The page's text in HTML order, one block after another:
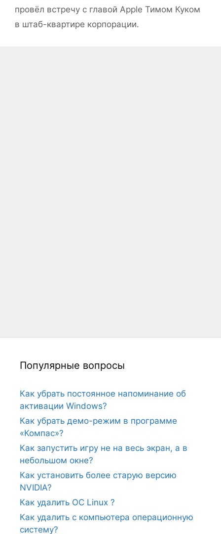
провёл встречу с главой Apple Тимом Куком
в штаб-квартире корпорации.
Популярные вопросы
Как убрать постоянное напоминание об
активации Windows?
Как убрать демо-режим в программе
«Компас»?
Как запустить игру не на весь экран, а в
небольшом окне?
Как установить более старую версию
NVIDIA?
Как удалить ОС Linux ?
Как удалить с компьютера операционную
систему?